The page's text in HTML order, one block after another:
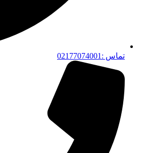
تماس :02177074001